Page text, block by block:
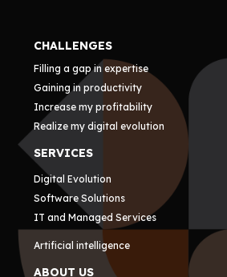
CHALLENGES
Filling a gap in expertise
Gaining in productivity
Increase my profitability
Realize my digital evolution
SERVICES
Digital Evolution
Software Solutions
IT and Managed Services
Artificial intelligence
ABOUT US